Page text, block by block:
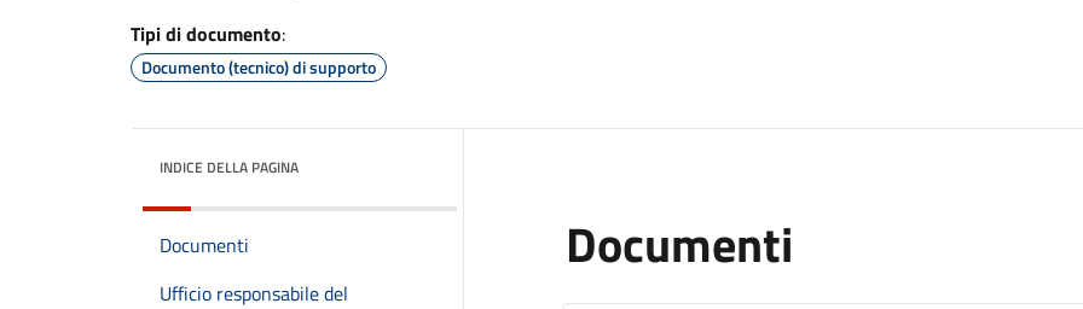
Tipi di documento:
Documento (tecnico) di supporto
INDICE DELLA PAGINA
Documenti
Ufficio responsabile del
Documenti